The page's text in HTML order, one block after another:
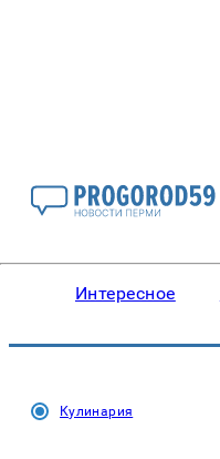
Интересное
Кулинария